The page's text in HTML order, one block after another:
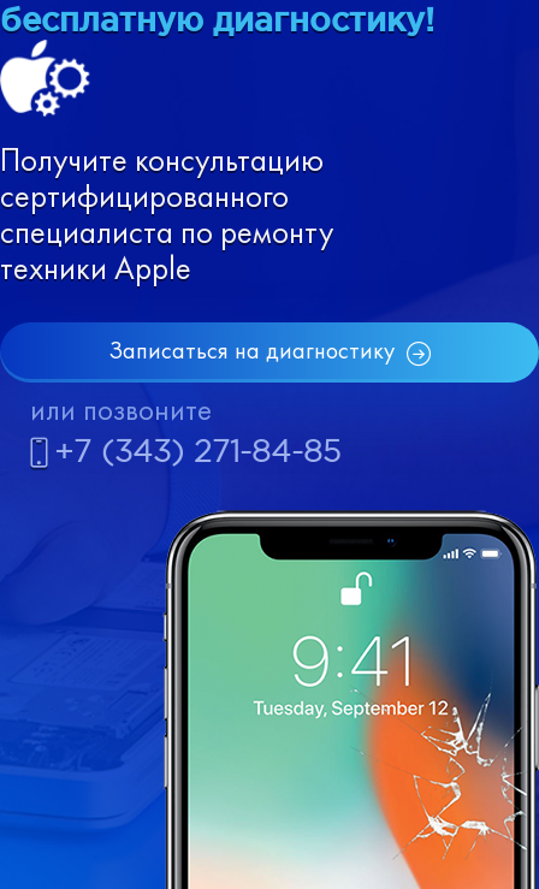
бесплатную диагностику!
Получите консультацию
сертифицированного
специалиста по ремонту
техники Apple
Записаться на диагностику
или позвоните
+7 (343) 271-84-85